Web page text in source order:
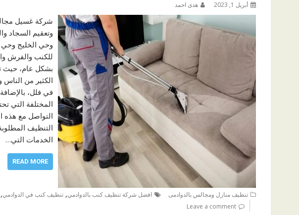
أبريل 1, 2023 هدى احمد
شركة غسيل
وتعقيم السجاد
وحي الخليج وحي
للكنب والفرش
بشكل عام، حيث
الكثير من
في فلل،
المختلفة التي
التواصل مع
التنظيف
الخدمات التي…
READ MORE
تنظيف منازل ومجالس بالدوادمى افضل شركة تنظيف كنب بالدوادمي, تنظيف كنب في الدوادمي,
Leave a comment